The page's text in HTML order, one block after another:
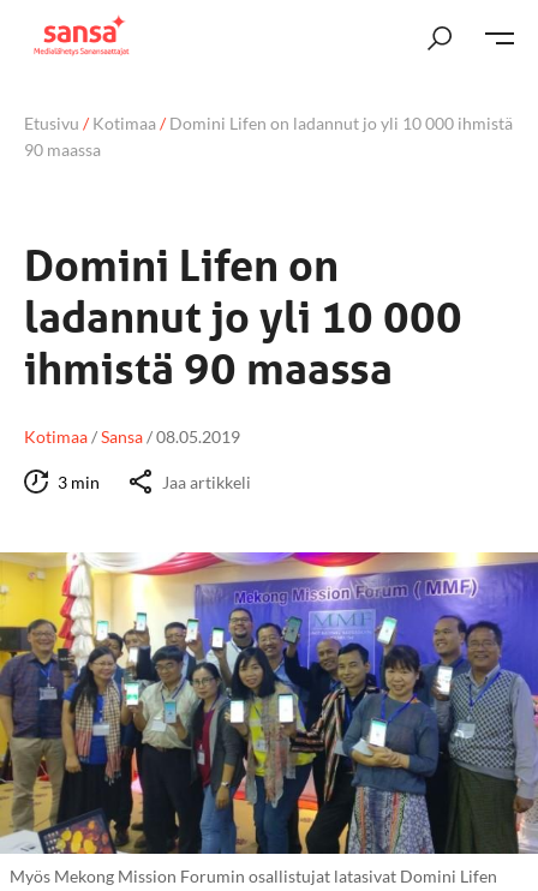
Etusivu /Kotimaa/Domini Lifen on ladannut jo yli 10 000 ihmistä
90 maassa
Domini Lifen on
ladannut jo yli 10 000
ihmistä 90 maassa
Kotimaa/Sansa/08.05.2019
3 min Jaa artikkeli
Myös Mekong Mission Forumin osallistujat latasivat Domini Lifen